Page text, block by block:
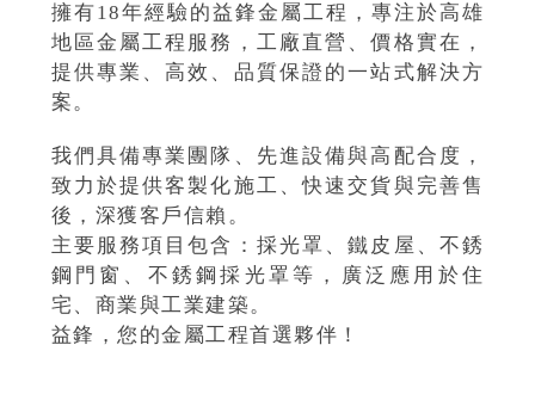
擁有18年經驗的益鋒金屬工程，專注於高雄
地區金屬工程服務，工廠直營、價格實在，
提供專業、高效、品質保證的一站式解決方
案。
我們具備專業團隊、先進設備與高配合度，
致力於提供客製化施工、快速交貨與完善售
後，深獲客戶信賴。
主要服務項目包含：採光罩、鐵皮屋、不銹
鋼門窗、不銹鋼採光罩等，廣泛應用於住
宅、商業與工業建築。
益鋒，您的金屬工程首選夥伴！